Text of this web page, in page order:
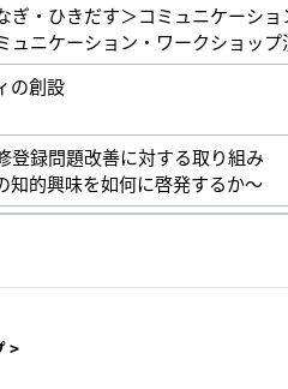
ぎ・ひきだす＞コミュニケーシ
ュニケーション・ワークショップ
の創設
登録問題改善に対する取り組み
知的興味を如何に啓発するか～